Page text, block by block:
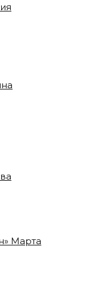
Марта